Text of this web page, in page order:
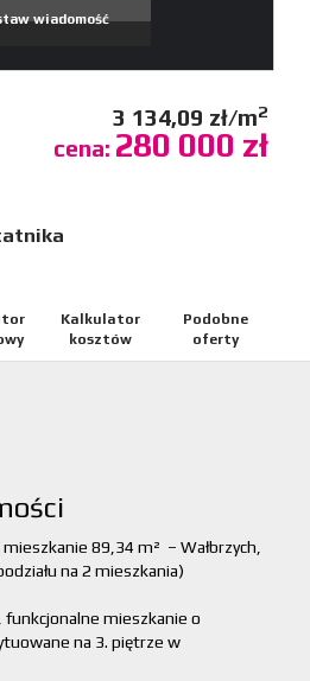
wiadomość
3 134,09 zł/m2
cena: 280 000 zł
Kalkulator
kosztów
Podobne
oferty
89,34 m² – Wałbrzych,
na 2 mieszkania)
funkcjonalne mieszkanie o
na 3. piętrze w